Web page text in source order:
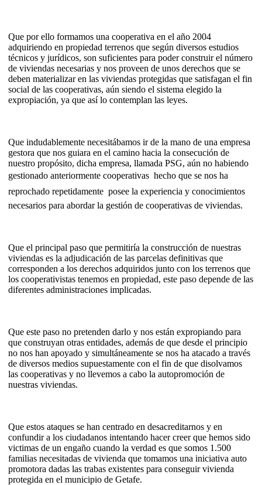
Que por ello formamos una cooperativa en el año 2004
adquiriendo en propiedad terrenos que según diversos estudios
técnicos y jurídicos, son suficientes para poder construir el número
de viviendas necesarias y nos proveen de unos derechos que se
deben materializar en las viviendas protegidas que satisfagan el fin
social de las cooperativas, aún siendo el sistema elegido la
expropiación, ya que así lo contemplan las leyes.
Que indudablemente necesitábamos ir de la mano de una empresa
gestora que nos guiara en el camino hacia la consecución de
nuestro propósito, dicha empresa, llamada PSG, aún no habiendo
gestionado anteriormente cooperativas  hecho que se nos ha
reprochado repetidamente  posee la experiencia y conocimientos
necesarios para abordar la gestión de cooperativas de viviendas.
Que el principal paso que permitiría la construcción de nuestras
viviendas es la adjudicación de las parcelas definitivas que
corresponden a los derechos adquiridos junto con los terrenos que
los cooperativistas tenemos en propiedad, este paso depende de las
diferentes administraciones implicadas.
Que este paso no pretenden darlo y nos están expropiando para
que construyan otras entidades, además de que desde el principio
no nos han apoyado y simultáneamente se nos ha atacado a través
de diversos medios supuestamente con el fin de que disolvamos
las cooperativas y no llevemos a cabo la autopromoción de
nuestras viviendas.
Que estos ataques se han centrado en desacreditarnos y en
confundir a los ciudadanos intentando hacer creer que hemos sido
victimas de un engaño cuando la verdad es que somos 1.500
familias necesitadas de vivienda que tomamos una iniciativa auto
promotora dadas las trabas existentes para conseguir vivienda
protegida en el municipio de Getafe.